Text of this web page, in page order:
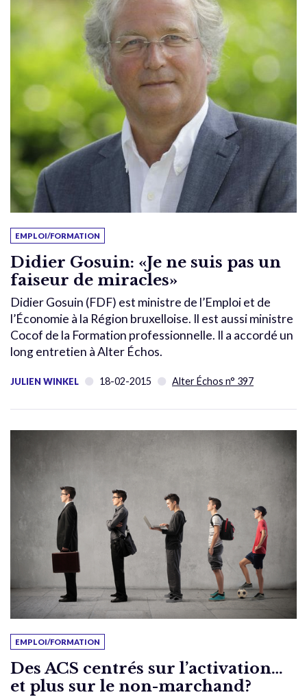
EMPLOI/FORMATION
Didier Gosuin: «Je ne suis pas un
faiseur de miracles»
Didier Gosuin (FDF) est ministre de l’Emploi et de
l’Économie à la Région bruxelloise. Il est aussi ministre
Cocof de la Formation professionnelle. Il a accordé un
long entretien à Alter Échos.
JULIEN WINKEL 18-02-2015 Alter Échos n° 397
EMPLOI/FORMATION
Des ACS centrés sur l’activation…
et plus sur le non-marchand?